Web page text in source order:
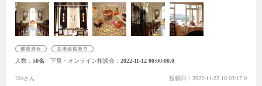
いたプランでしたが大人数でもやってみたいと急なお願いでも快くプラン
を考えてくださりました。料理を試食する前に好きなアーティストの曲が
かかり幕が上がったのはとても感動しましたしスタッフさんの温かさを感
人数 50名 下見・オンライン相談会 2022-11-12 00:00:00.0
Utaさん 投稿日：2022-11-22 16:03:17.0